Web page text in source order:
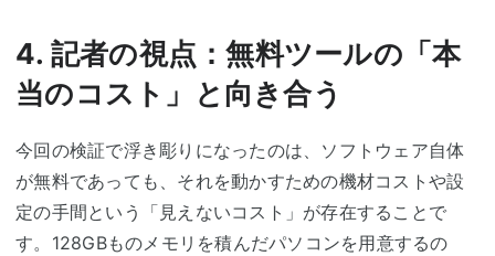
4. 記者の視点：無料ツールの「本
当のコスト」と向き合う
今回の検証で浮き彫りになったのは、ソフトウェア自体
が無料であっても、それを動かすための機材コストや設
定の手間という「見えないコスト」が存在することで
す。128GBものメモリを積んだパソコンを用意するの